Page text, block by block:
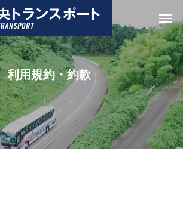
利用規約・約款